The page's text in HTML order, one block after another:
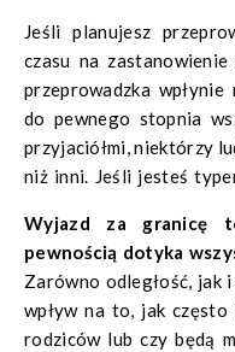
Jeśli planujesz
czasu na
przeprowadzka
do pewnego stopnia
przyjaciółmi, niektórzy
niż inni. Jeśli jesteś
wszystkim sprawdź czy
z wieloma kulturami, to
znajomych? Aby
hobby, które lubisz, w
Wyjazd za granicę
pewnością dotyka
Zarówno odległość, jak
wpływ na to, jak często
rodziców lub czy będą